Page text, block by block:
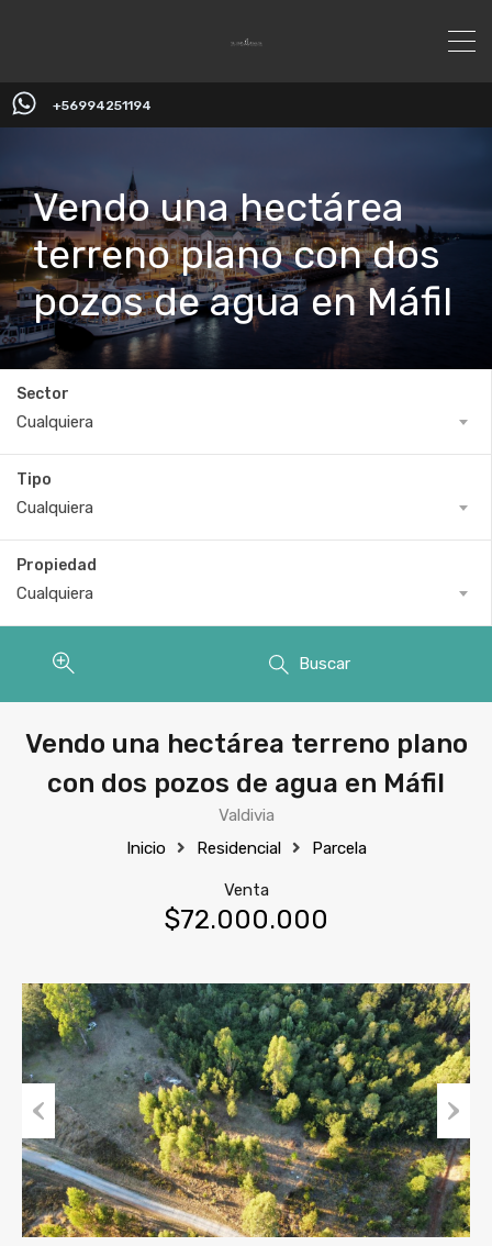
+56994251194
Vendo una hectárea
terreno plano con dos
pozos de agua en Máfil
Sector
Cualquiera
Tipo
Cualquiera
Propiedad
Cualquiera
Buscar
Vendo una hectárea terreno plano
con dos pozos de agua en Máfil
Valdivia
Inicio
Residencial Parcela
Venta
$72.000.000
Previous Next